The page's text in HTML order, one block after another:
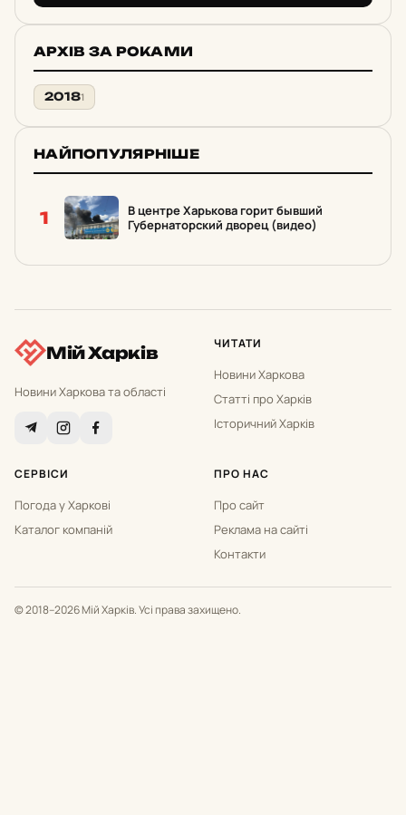
АРХІВ ЗА РОКАМИ
20181
НАЙПОПУЛЯРНІШЕ
1
В центре Харькова горит бывший
Губернаторский дворец (видео)
Мій Харків
Новини Харкова та області
ЧИТАТИ
Новини Харкова
Статті про Харків
Історичний Харків
СЕРВІСИ
Погода у Харкові
Каталог компаній
ПРО НАС
Про сайт
Реклама на сайті
Контакти
© 2018–2026 Мій Харків. Усі права захищено.